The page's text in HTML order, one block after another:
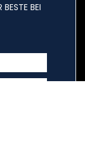
BESTE BEI